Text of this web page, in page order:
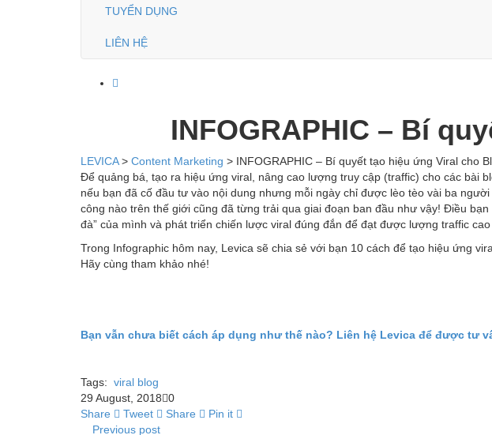
TUYỂN DỤNG
LIÊN HỆ
INFOGRAPHIC – Bí
LEVICA> Content Marketing > INFOGRAPHIC – Bí quyết tạo hiệu ứng Viral cho
Để quảng bá, tạo ra hiệu ứng viral, nâng cao lượng truy cập (traffic) cho các bài
nếu bạn đã cố đầu tư vào nội dung nhưng mỗi ngày chỉ được lèo tèo vài ba
công nào trên thế giới cũng đã từng trải qua giai đoạn ban đầu như vậy! Điều
đà” của mình và phát triển chiến lược viral đúng đắn để đạt được lượng traffic
Trong Infographic hôm nay, Levica sẽ chia sẻ với bạn 10 cách để tạo hiệu ứng
Hãy cùng tham khảo nhé!
Bạn vẫn chưa biết cách áp dụng như thế nào? Liên hệ Levica để được tư
Tags: viral blog
29 August, 2018 0
Share
Tweet Share
Pin it
Previous post